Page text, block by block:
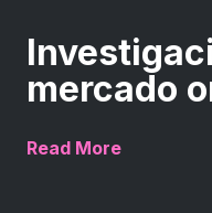
mercado
Read More